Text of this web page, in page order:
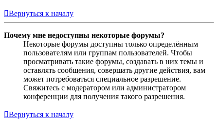
Вернуться к началу
Почему мне недоступны некоторые форумы?
Некоторые форумы доступны только определённым
пользователям или группам пользователей. Чтобы
просматривать такие форумы, создавать в них темы и
оставлять сообщения, совершать другие действия, вам
может потребоваться специальное разрешение.
Свяжитесь с модератором или администратором
конференции для получения такого разрешения.
Вернуться к началу